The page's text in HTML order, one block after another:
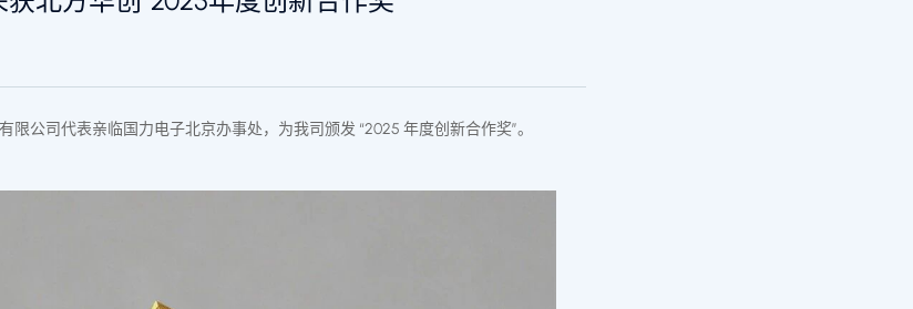
公司代表亲临国力电子北京办事处，为我司颁发 “2025 年度创新合作奖”。